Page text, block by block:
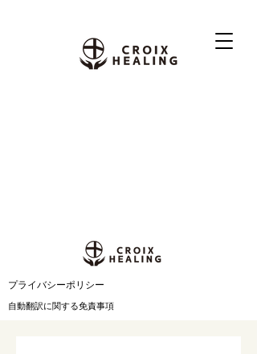
​プライバシーポリシー
自動翻訳に関する免責事項